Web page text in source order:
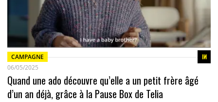
CAMPAGNE
06/05/2025
Quand une ado découvre qu’elle a un petit frère âgé
d’un an déjà, grâce à la Pause Box de Telia